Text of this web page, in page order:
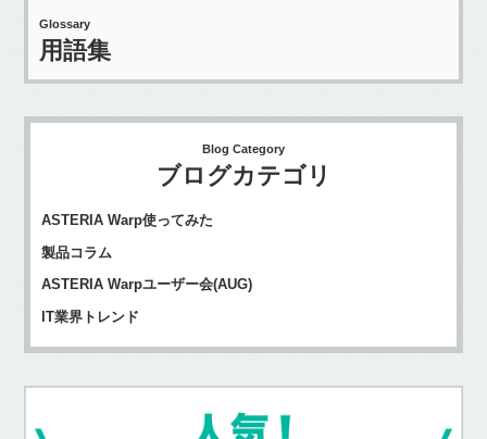
Glossary
用語集
Blog Category
ブログカテゴリ
ASTERIA Warp使ってみた
製品コラム
ASTERIA Warpユーザー会(AUG)
IT業界トレンド